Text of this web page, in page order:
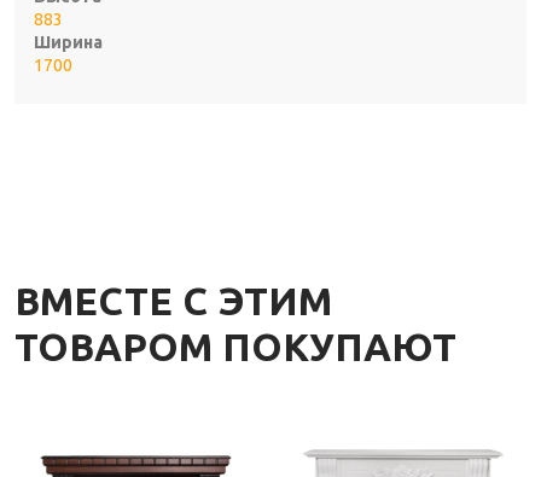
883
Ширина
1700
ВМЕСТЕ С ЭТИМ
ТОВАРОМ ПОКУПАЮТ